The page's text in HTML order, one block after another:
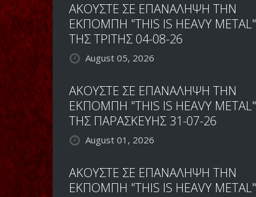
ΑΚΟΥΣΤΕ ΣΕ ΕΠΑΝΑΛΗΨΗ ΤΗΝ
ΕΚΠΟΜΠΗ "THIS IS HEAVY METAL"
ΤΗΣ ΤΡΙΤΗΣ 04-08-26
August 05, 2026
ΑΚΟΥΣΤΕ ΣΕ ΕΠΑΝΑΛΗΨΗ ΤΗΝ
ΕΚΠΟΜΠΗ "THIS IS HEAVY METAL"
ΤΗΣ ΠΑΡΑΣΚΕΥΗΣ 31-07-26
August 01, 2026
ΑΚΟΥΣΤΕ ΣΕ ΕΠΑΝΑΛΗΨΗ ΤΗΝ
ΕΚΠΟΜΠΗ "THIS IS HEAVY METAL"